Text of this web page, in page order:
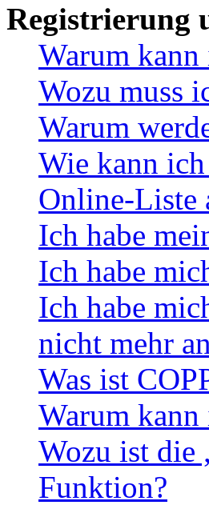
Registrierung
Warum
Wozu muss
Warum
Wie kann
Online-Liste
Ich habe
Ich habe
Ich habe
nicht mehr
Was ist
Warum
Wozu ist die
Funktion?